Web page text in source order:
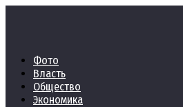
Фото
Власть
Общество
Экономика